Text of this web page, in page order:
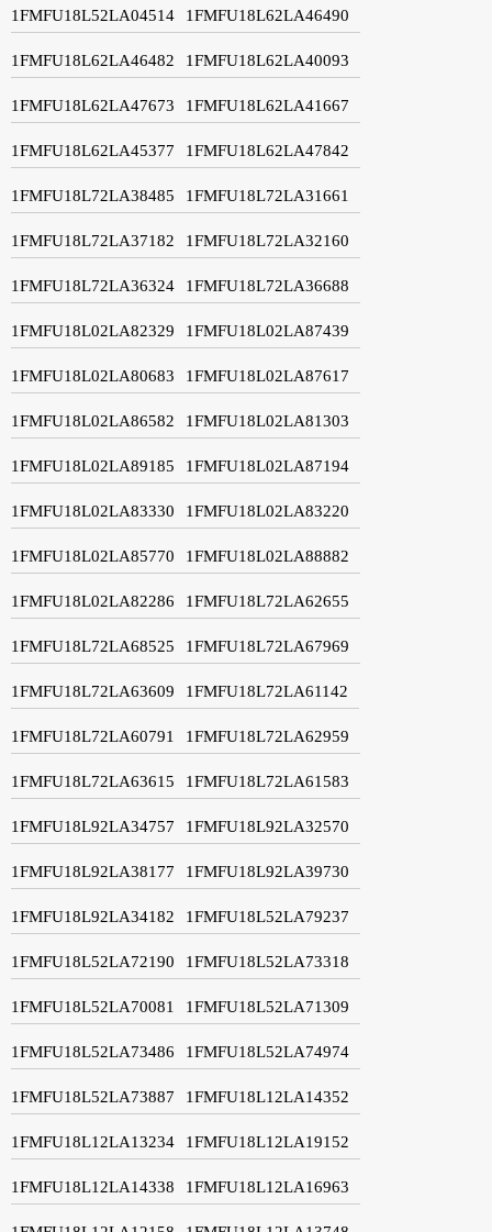
1FMFU18L52LA04514 1FMFU18L62LA46490
1FMFU18L62LA46482 1FMFU18L62LA40093
1FMFU18L62LA47673 1FMFU18L62LA41667
1FMFU18L62LA45377 1FMFU18L62LA47842
1FMFU18L72LA38485 1FMFU18L72LA31661
1FMFU18L72LA37182 1FMFU18L72LA32160
1FMFU18L72LA36324 1FMFU18L72LA36688
1FMFU18L02LA82329 1FMFU18L02LA87439
1FMFU18L02LA80683 1FMFU18L02LA87617
1FMFU18L02LA86582 1FMFU18L02LA81303
1FMFU18L02LA89185 1FMFU18L02LA87194
1FMFU18L02LA83330 1FMFU18L02LA83220
1FMFU18L02LA85770 1FMFU18L02LA88882
1FMFU18L02LA82286 1FMFU18L72LA62655
1FMFU18L72LA68525 1FMFU18L72LA67969
1FMFU18L72LA63609 1FMFU18L72LA61142
1FMFU18L72LA60791 1FMFU18L72LA62959
1FMFU18L72LA63615 1FMFU18L72LA61583
1FMFU18L92LA34757 1FMFU18L92LA32570
1FMFU18L92LA38177 1FMFU18L92LA39730
1FMFU18L92LA34182 1FMFU18L52LA79237
1FMFU18L52LA72190 1FMFU18L52LA73318
1FMFU18L52LA70081 1FMFU18L52LA71309
1FMFU18L52LA73486 1FMFU18L52LA74974
1FMFU18L52LA73887 1FMFU18L12LA14352
1FMFU18L12LA13234 1FMFU18L12LA19152
1FMFU18L12LA14338 1FMFU18L12LA16963